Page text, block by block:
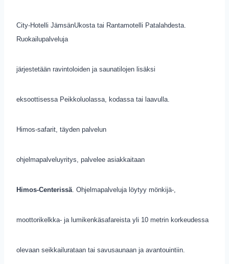
City-Hotelli JämsänUkosta tai Rantamotelli Patalahdesta.
Ruokailupalveluja
järjestetään ravintoloiden ja saunatilojen lisäksi
eksoottisessa Peikkoluolassa, kodassa tai laavulla.
Himos-safarit, täyden palvelun
ohjelmapalveluyritys, palvelee asiakkaitaan
Himos-Centerissä. Ohjelmapalveluja löytyy mönkijä-,
moottorikelkka- ja lumikenkäsafareista yli 10 metrin korkeudessa
olevaan seikkailurataan tai savusaunaan ja avantouintiin.